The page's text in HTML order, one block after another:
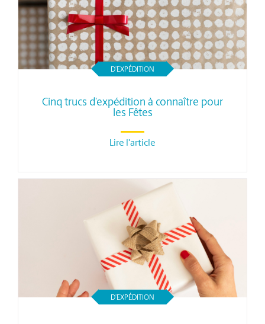
D’EXPÉDITION
Cinq trucs d’expédition à connaître pour
les Fêtes
Lire l'article
D’EXPÉDITION